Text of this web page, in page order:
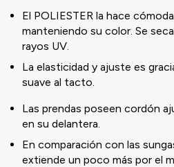
El POLIESTER la hace
manteniendo su color. Se
rayos UV.
La elasticidad y ajuste es
suave al tacto.
Las prendas poseen cordón
en su delantera.
En comparación con las
extiende un poco más por el